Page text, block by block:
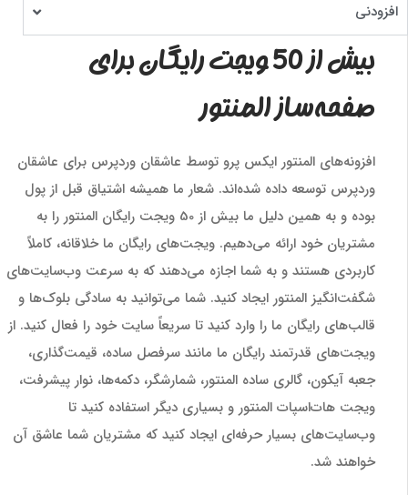
افزودنی
بیش از 50 ویجت رایگان برای
صفحه‌ساز المنتور
افزونه‌های المنتور ایکس پرو توسط عاشقان وردپرس برای عاشقان
وردپرس توسعه داده شده‌اند. شعار ما همیشه اشتیاق قبل از پول
بوده و به همین دلیل ما بیش از 50 ویجت رایگان المنتور را به
مشتریان خود ارائه می‌دهیم. ویجت‌های رایگان ما خلاقانه، کاملاً
کاربردی هستند و به شما اجازه می‌دهند که به سرعت وب‌سایت‌های
شگفت‌انگیز المنتور ایجاد کنید. شما می‌توانید به سادگی بلوک‌ها و
قالب‌های رایگان ما را وارد کنید تا سریعاً سایت خود را فعال کنید. از
ویجت‌های قدرتمند رایگان ما مانند سرفصل ساده، قیمت‌گذاری،
جعبه آیکون، گالری ساده المنتور، شمارشگر، دکمه‌ها، نوار پیشرفت،
ویجت هات‌اسپات المنتور و بسیاری دیگر استفاده کنید تا
وب‌سایت‌های بسیار حرفه‌ای ایجاد کنید که مشتریان شما عاشق آن
خواهند شد.